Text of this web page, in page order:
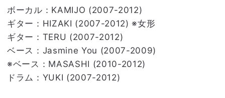
ボーカル：KAMIJO (2007-2012)
ギター：HIZAKI (2007-2012) ※女形
ギター：TERU (2007-2012)
ベース：Jasmine You (2007-2009)
※ベース：MASASHI (2010-2012)
ドラム：YUKI (2007-2012)